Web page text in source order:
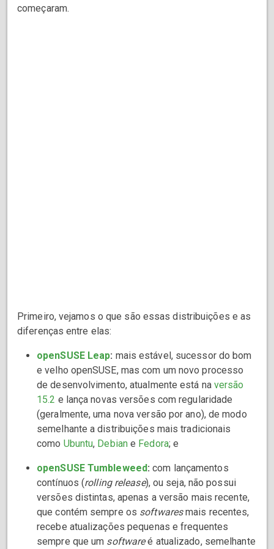
começaram.
Primeiro, vejamos o que são essas distribuições e as
diferenças entre elas:
openSUSE Leap: mais estável, sucessor do bom
e velho openSUSE, mas com um novo processo
de desenvolvimento, atualmente está na versão
15.2 e lança novas versões com regularidade
(geralmente, uma nova versão por ano), de modo
semelhante a distribuições mais tradicionais
como Ubuntu, Debiane Fedora; e
openSUSE Tumbleweed: com lançamentos
contínuos (rolling release), ou seja, não possui
versões distintas, apenas a versão mais recente,
que contém sempre os softwaresmais recentes,
recebe atualizações pequenas e frequentes
sempre que um softwareé atualizado, semelhante